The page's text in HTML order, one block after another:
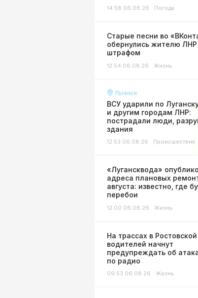
14:58 06.08.26 Погода
Старые песни во
обернулись жителю ЛНР
штрафом
12:54 06.08.26 Жизнь
Луганск
ВСУ ударили по
и другим городам ЛНР:
пострадали люди,
здания
12:53 06.08.26 Происшествия
«Лугансквода»
адреса плановых
августа: известно, где
перебои
12:00 06.08.26 Жизнь
На трассах в
водителей начнут
предупреждать об
по радио
09:53 06.08.26 Жизнь